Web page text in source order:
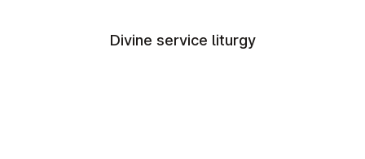
Divine service liturgy